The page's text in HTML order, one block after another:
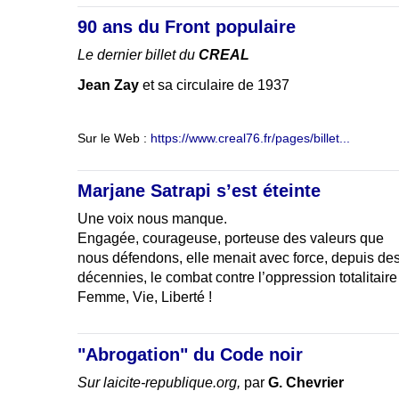
90 ans du Front populaire
Le dernier billet du CREAL
Jean Zay et sa circulaire de 1937
Sur le Web : https://www.creal76.fr/pages/billet...
Marjane Satrapi s’est éteinte
Une voix nous manque.
Engagée, courageuse, porteuse des valeurs que
nous défendons, elle menait avec force, depuis
décennies, le combat contre l’oppression totalitaire
Femme, Vie, Liberté !
"Abrogation" du Code noir
Sur laicite-republique.org, par G. Chevrier